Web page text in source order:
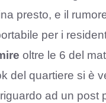
presto, e il
per i
oltre le 6 del
del quartiere si è
ad un post